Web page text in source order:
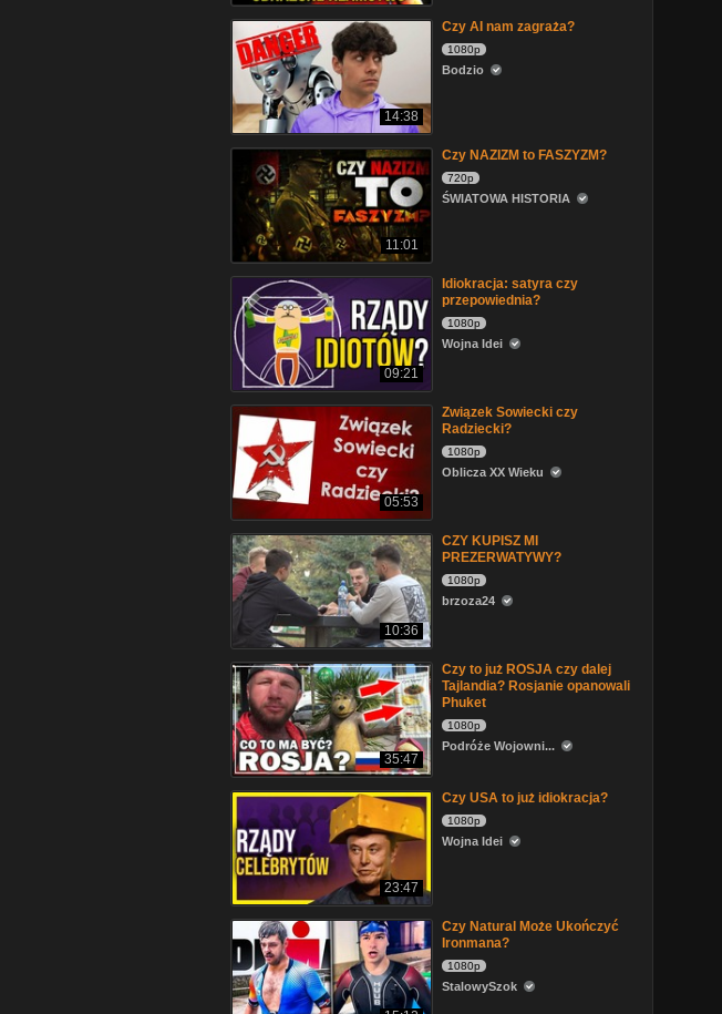
14:38
Czy AI nam zagraża?
1080p
Bodzio
11:01
Czy NAZIZM to FASZYZM?
720p
ŚWIATOWA HISTORIA
09:21
Idiokracja: satyra czy
przepowiednia?
1080p
Wojna Idei
05:53
Związek Sowiecki czy
Radziecki?
1080p
Oblicza XX Wieku
10:36
CZY KUPISZ MI
PREZERWATYWY?
1080p
brzoza24
35:47
Czy to już ROSJA czy dalej
Tajlandia? Rosjanie opanowali
Phuket
1080p
Podróże Wojowni...
23:47
Czy USA to już idiokracja?
1080p
Wojna Idei
Czy Natural Może Ukończyć
Ironmana?
1080p
StalowySzok